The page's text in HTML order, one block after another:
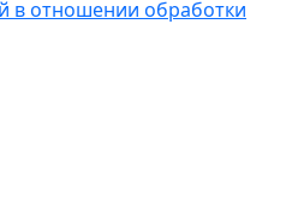
в отношении обработки